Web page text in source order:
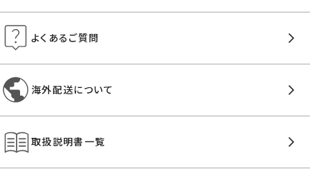
よくあるご質問
海外配送について
取扱説明書一覧